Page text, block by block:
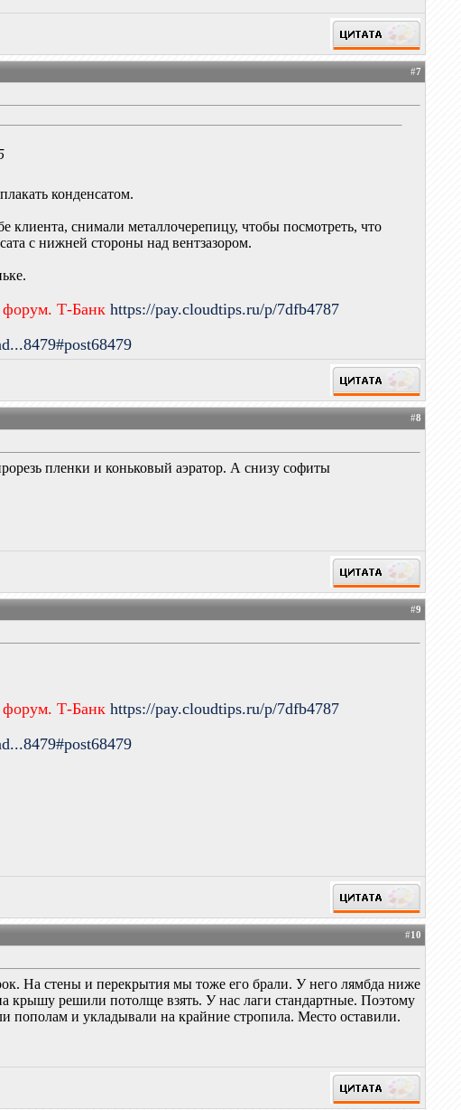
#7
конденсатом.
клиента, снимали металлочерепицу, чтобы посмотреть, что
с нижней стороны над вентзазором.
форум. Т-Банкhttps://pay.cloudtips.ru/p/7dfb4787
#8
пленки и коньковый аэратор. А снизу софиты
#9
форум. Т-Банкhttps://pay.cloudtips.ru/p/7dfb4787
#10
На стены и перекрытия мы тоже его брали. У него лямбда ниже
крышу решили потолще взять. У нас лаги стандартные. Поэтому
пополам и укладывали на крайние стропила. Место оставили.